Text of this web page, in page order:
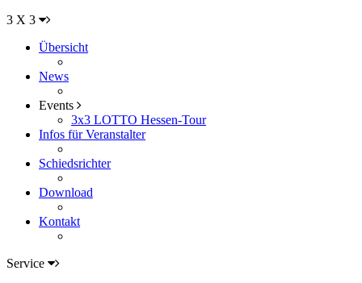
3 X 3
Übersicht
News
Events
3x3 LOTTO Hessen-Tour
Infos für Veranstalter
Schiedsrichter
Download
Kontakt
Service